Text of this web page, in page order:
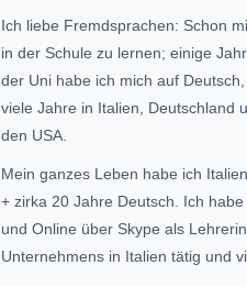
Ich liebe Fremdsprachen: Schon
in der Schule zu lernen; einige
der Uni habe ich mich auf
viele Jahre in Italien, Deutschland
den USA.
Mein ganzes Leben habe ich
+ zirka 20 Jahre Deutsch. Ich
und Online über Skype als
Unternehmens in Italien tätig und